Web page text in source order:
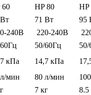
60 HP 80
HP
71 Вт
95
240В 220-240В
50/60Гц
кПа 14,7 кПа
мин 80 л/мин
7 кг
8.5